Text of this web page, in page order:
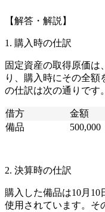
【解答・解説】
1. 購入時の仕訳
固定資産の取得原価は
り、購入時にその全
の仕訳は次の通りです。
借方 金額
備品
500,000
2. 決算時の仕訳
購入した備品は10月
使用されています。そ